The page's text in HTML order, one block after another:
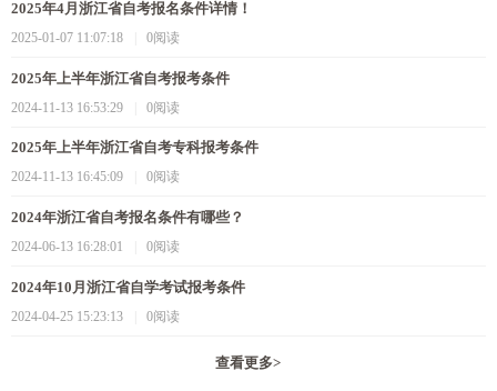
2025年4月浙江省自考报名条件详情！
2025-01-07 11:07:18
|0阅读
2025年上半年浙江省自考报考条件
2024-11-13 16:53:29
|0阅读
2025年上半年浙江省自考专科报考条件
2024-11-13 16:45:09
|0阅读
2024年浙江省自考报名条件有哪些？
2024-06-13 16:28:01
|0阅读
2024年10月浙江省自学考试报考条件
2024-04-25 15:23:13
|0阅读
查看更多>